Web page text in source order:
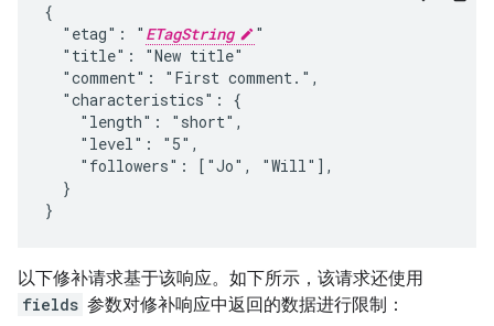
{
  "etag": "
ETagString
"
  "title": "New title"
  "comment": "First comment.",
  "characteristics": {
    "length": "short",
    "level": "5",
    "followers": ["Jo", "Will"],
  }
}
以下修补请求基于该响应。如下所示，该请求还使用
fields 参数对修补响应中返回的数据进行限制：